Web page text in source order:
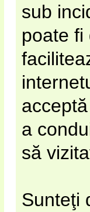
sub
poate fi
a
să
Sunteţi